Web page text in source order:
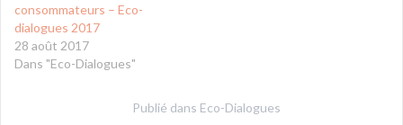
consommateurs – Eco-
dialogues 2017
28 août 2017
Dans "Eco-Dialogues"
Publié dans Eco-Dialogues